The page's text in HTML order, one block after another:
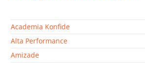
Academia Konfide
Alta Performance
Amizade